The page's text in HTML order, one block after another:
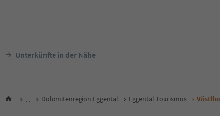
Unterkünfte in der Nähe
... Dolomitenregion Eggental Eggental Tourismus